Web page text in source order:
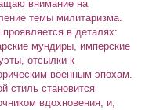
внимание на
темы милитаризма.
в деталях:
мундиры, имперские
отсылки к
военным эпохам.
стиль становится
вдохновения, и,